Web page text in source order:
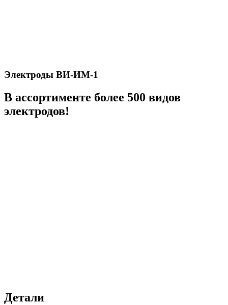
Электроды ВИ-ИМ-1
В ассортименте более 500 видов
электродов!
Детали